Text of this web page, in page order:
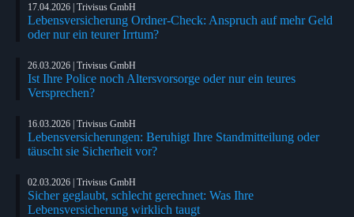
17.04.2026 | Trivisus GmbH
Lebensversicherung Ordner-Check: Anspruch auf mehr Geld
oder nur ein teurer Irrtum?
26.03.2026 | Trivisus GmbH
Ist Ihre Police noch Altersvorsorge oder nur ein teures
Versprechen?
16.03.2026 | Trivisus GmbH
Lebensversicherungen: Beruhigt Ihre Standmitteilung oder
täuscht sie Sicherheit vor?
02.03.2026 | Trivisus GmbH
Sicher geglaubt, schlecht gerechnet: Was Ihre
Lebensversicherung wirklich taugt